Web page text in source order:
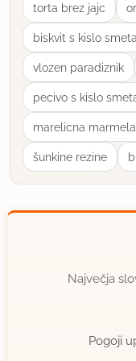
uporabno
mamamia
član od 2004
27.2.2008 ob 9:28
Kdor zna, ta zna.
Najbrž bosta
torta brez jajc
biskvit s kislo
vlozen paradiznik
pecivo s kislo
marelicna
šunkine rezine
Največja
Pogoji